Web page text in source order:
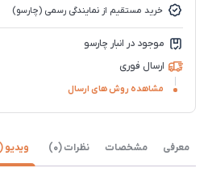
خرید مستقیم از نمایندگی رسمی (چارسو)
موجود در انبار چارسو
ارسال فوری
مشاهده روش های ارسال
معرفی مشخصات نظرات (0) ویدیو (6)